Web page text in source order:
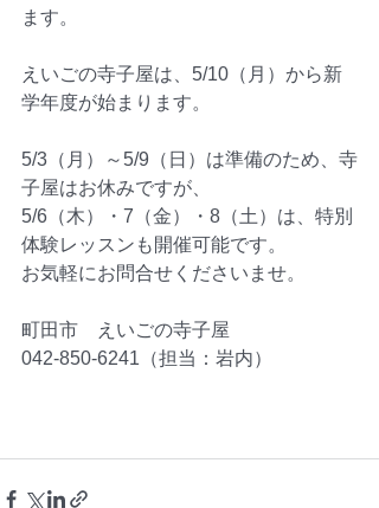
ます。
えいごの寺子屋は、5/10（月）から新
学年度が始まります。
5/3（月）～5/9（日）は準備のため、寺
子屋はお休みですが、
5/6（木）・7（金）・8（土）は、特別
体験レッスンも開催可能です。
お気軽にお問合せくださいませ。
町田市　えいごの寺子屋
042-850-6241（担当：岩内）